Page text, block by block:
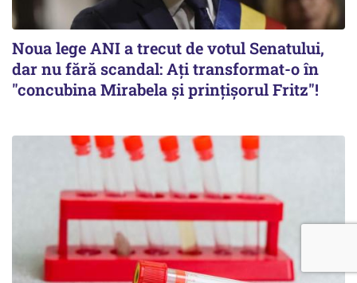
Noua lege ANI a trecut de votul Senatului,
dar nu fără scandal: Ați transformat-o în
"concubina Mirabela şi prinţişorul Fritz"!